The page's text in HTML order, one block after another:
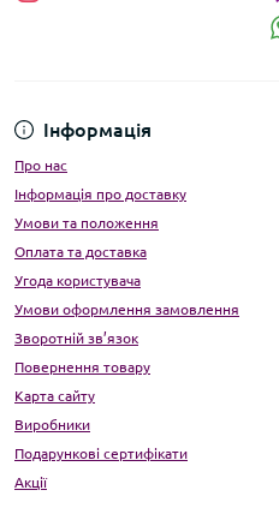
Інформація
Про нас
Інформація про доставку
Умови та положення
Оплата та доставка
Угода користувача
Умови оформлення замовлення
Зворотній зв’язок
Повернення товару
Карта сайту
Виробники
Подарункові сертифікати
Акції